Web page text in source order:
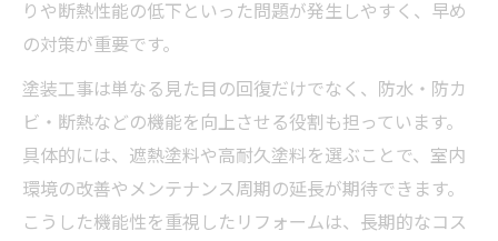
りや断熱性能の低下といった問題が発生しやすく、早め
の対策が重要です。
塗装工事は単なる見た目の回復だけでなく、防水・防カ
ビ・断熱などの機能を向上させる役割も担っています。
具体的には、遮熱塗料や高耐久塗料を選ぶことで、室内
環境の改善やメンテナンス周期の延長が期待できます。
こうした機能性を重視したリフォームは、長期的なコス